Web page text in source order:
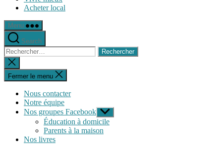
Acheter local
Menu
Search
Rechercher :
Fermer
la
recherche
Fermer le menu
Nous contacter
Notre équipe
Nos groupes Facebook Afficher
le
sous-
menu
Éducation à domicile
Parents à la maison
Nos livres